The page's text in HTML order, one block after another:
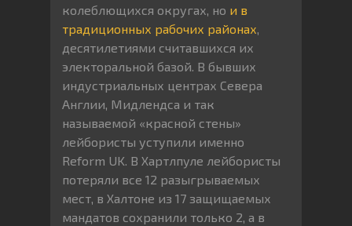
колеблющихся округах, но и в
традиционных рабочих районах,
десятилетиями считавшихся их
электоральной базой. В бывших
индустриальных центрах Севера
Англии, Мидлендса и так
называемой «красной стены»
лейбористы уступили именно
Reform UK. В Хартлпуле лейбористы
потеряли все 12 разыгрываемых
мест, в Халтоне из 17 защищаемых
мандатов сохранили только 2, а в